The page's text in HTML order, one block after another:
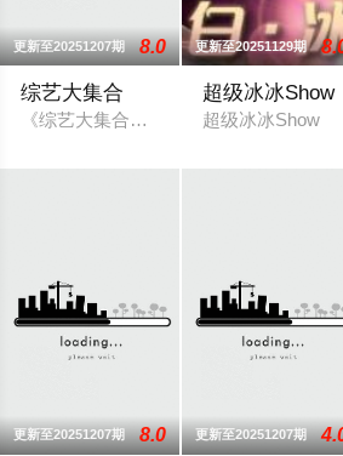
更新至20251207期 8.0
综艺大集合
《综艺大集合》是台湾的综艺节目，
更新至20251129期
超级冰冰Show
超级冰冰Show
更新至20251207期 8.0 更新至20251207期